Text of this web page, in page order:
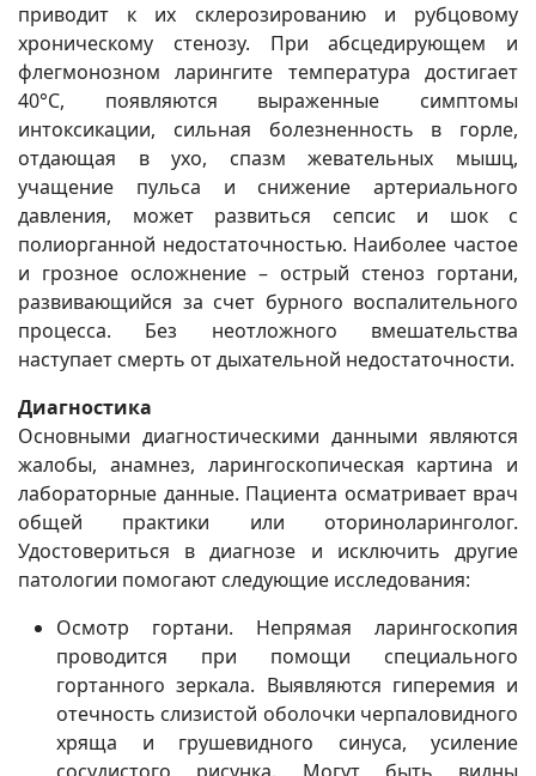
приводит к их склерозированию и рубцовому
хроническому стенозу. При абсцедирующем и
флегмонозном ларингите температура достигает
40°С, появляются выраженные симптомы
интоксикации, сильная болезненность в горле,
отдающая в ухо, спазм жевательных мышц,
учащение пульса и снижение артериального
давления, может развиться сепсис и шок с
полиорганной недостаточностью. Наиболее частое
и грозное осложнение – острый стеноз гортани,
развивающийся за счет бурного воспалительного
процесса. Без неотложного вмешательства
наступает смерть от дыхательной недостаточности.
Диагностика
Основными диагностическими данными являются
жалобы, анамнез, ларингоскопическая картина и
лабораторные данные. Пациента осматривает врач
общей практики или оториноларинголог.
Удостовериться в диагнозе и исключить другие
патологии помогают следующие исследования:
Осмотр гортани. Непрямая ларингоскопия
проводится при помощи специального
гортанного зеркала. Выявляются гиперемия и
отечность слизистой оболочки черпаловидного
хряща и грушевидного синуса, усиление